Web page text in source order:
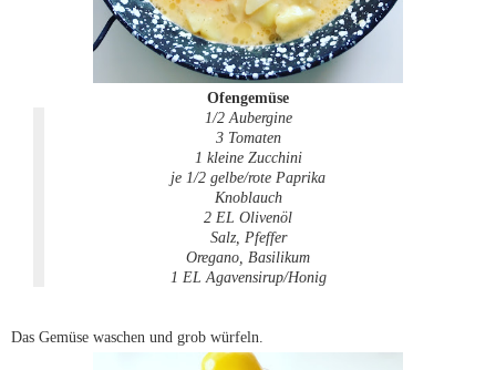
Ofengemüse
1/2 Aubergine
3 Tomaten
1 kleine Zucchini
je 1/2 gelbe/rote Paprika
Knoblauch
2 EL Olivenöl
Salz, Pfeffer
Oregano, Basilikum
1 EL Agavensirup/Honig
Das Gemüse waschen und grob würfeln.